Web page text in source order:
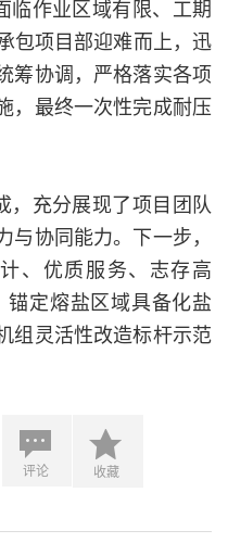
临作业区域有限、工期
包项目部迎难而上，迅
筹协调，严格落实各项
，最终一次性完成耐压
，充分展现了项目团队
协同能力。下一步，
、优质服务、志存高
锚定熔盐区域具备化盐
组灵活性改造标杆示范
评论 收藏